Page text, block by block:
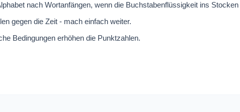
nach Wortanfängen, wenn die Buchstabenflüssigkeit ins Stocken
gegen die Zeit - mach einfach weiter.
Bedingungen erhöhen die Punktzahlen.